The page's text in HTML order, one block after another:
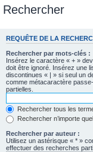
Rechercher
REQUÊTE DE LA
Rechercher par mots-clés :
Insérez le caractère « + »
doit être ignoré. Insérez une
discontinues « | » si seul un
comme métacaractère
partielles.
Rechercher tous les
Rechercher n’importe
Rechercher par auteur :
Utilisez un astérisque « * »
effectuer des recherches